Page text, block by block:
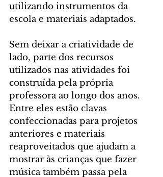
utilizando instrumentos da
escola e materiais adaptados.
Sem deixar a criatividade de
lado, parte dos recursos
utilizados nas atividades foi
construída pela própria
professora ao longo dos anos.
Entre eles estão clavas
confeccionadas para projetos
anteriores e materiais
reaproveitados que ajudam a
mostrar às crianças que fazer
música também passa pela